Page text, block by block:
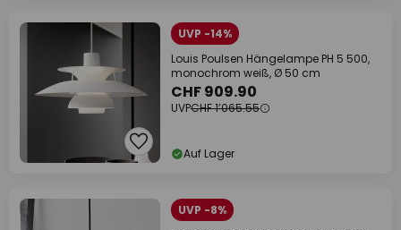
UVP -14%
Louis Poulsen Hängelampe PH 5 500,
monochrom weiß, Ø 50 cm
CHF 909.90
UVPCHF 1’065.55
Auf Lager
UVP -8%